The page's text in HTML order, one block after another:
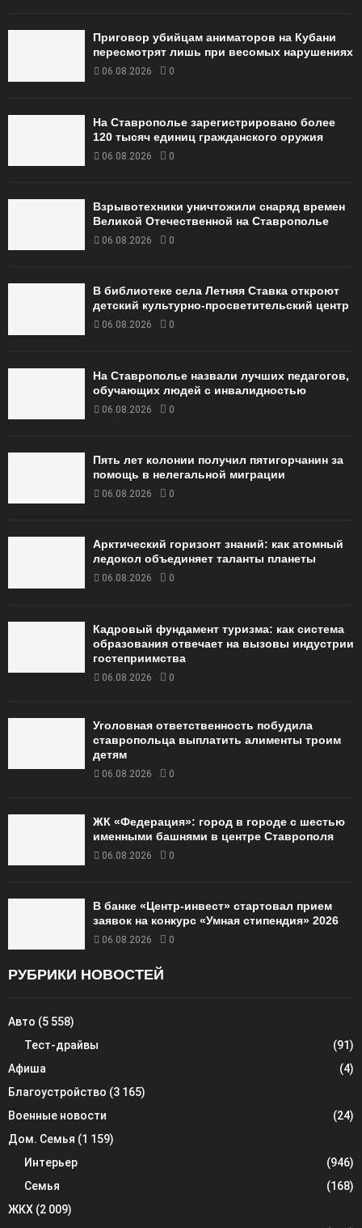
Приговор убийцам аниматоров на Кубани
пересмотрят лишь при весомых нарушениях
06.08.2026 0
На Ставрополье зарегистрировано более
120 тысяч единиц гражданского оружия
06.08.2026 0
Взрывотехники уничтожили снаряд времен
Великой Отечественной на Ставрополье
06.08.2026 0
В библиотеке села Летняя Ставка откроют
детский культурно-просветительский центр
06.08.2026 0
На Ставрополье назвали лучших педагогов,
обучающих людей с инвалидностью
06.08.2026 0
Пять лет колонии получил пятигорчанин за
помощь в нелегальной миграции
06.08.2026 0
Арктический горизонт знаний: как атомный
ледокол объединяет таланты планеты
06.08.2026 0
Кадровый фундамент туризма: как система
образования отвечает на вызовы индустрии
гостеприимства
06.08.2026 0
Уголовная ответственность побудила
ставропольца выплатить алименты троим
детям
06.08.2026 0
ЖК «Федерация»: город в городе с шестью
именными башнями в центре Ставрополя
06.08.2026 0
В банке «Центр-инвест» стартовал прием
заявок на конкурс «Умная стипендия» 2026
06.08.2026 0
РУБРИКИ НОВОСТЕЙ
Авто (5 558)
Тест-драйвы
(91)
Афиша
(4)
Благоустройство (3 165)
Военные новости
(24)
Дом. Семья (1 159)
Интерьер
(946)
Семья
(168)
ЖКХ (2 009)